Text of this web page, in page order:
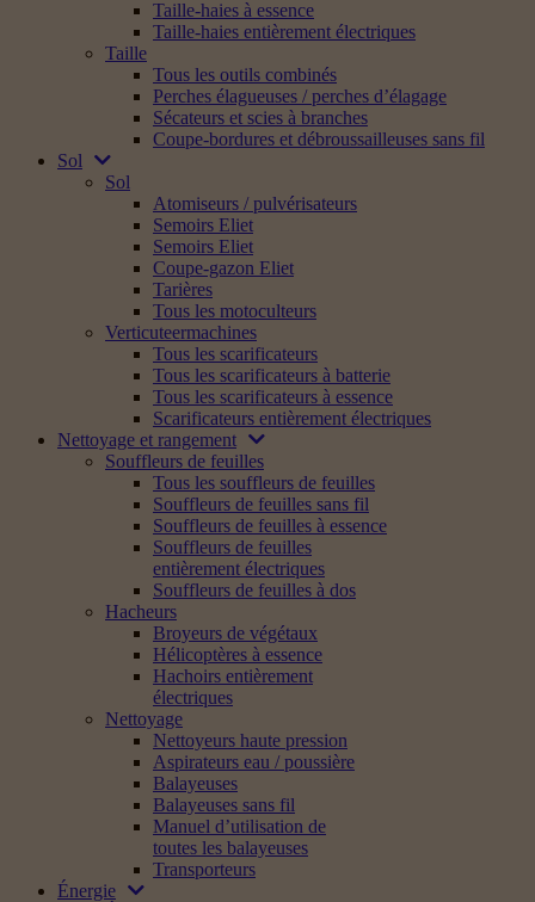
Taille-haies à essence
Taille-haies entièrement électriques
Taille
Tous les outils combinés
Perches élagueuses / perches d’élagage
Sécateurs et scies à branches
Coupe-bordures et débroussailleuses sans fil
Sol
Sol
Atomiseurs / pulvérisateurs
Semoirs Eliet
Semoirs Eliet
Coupe-gazon Eliet
Tarières
Tous les motoculteurs
Verticuteermachines
Tous les scarificateurs
Tous les scarificateurs à batterie
Tous les scarificateurs à essence
Scarificateurs entièrement électriques
Nettoyage et rangement
Souffleurs de feuilles
Tous les souffleurs de feuilles
Souffleurs de feuilles sans fil
Souffleurs de feuilles à essence
Souffleurs de feuilles
entièrement électriques
Souffleurs de feuilles à dos
Hacheurs
Broyeurs de végétaux
Hélicoptères à essence
Hachoirs entièrement
électriques
Nettoyage
Nettoyeurs haute pression
Aspirateurs eau / poussière
Balayeuses
Balayeuses sans fil
Manuel d’utilisation de
toutes les balayeuses
Transporteurs
Énergie